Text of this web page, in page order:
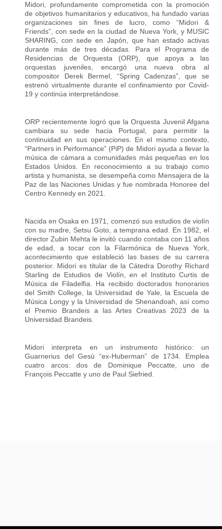
Midori, profundamente comprometida con la promoción
de objetivos humanitarios y educativos, ha fundado varias
organizaciones sin fines de lucro, como “Midori &
Friends”, con sede en la ciudad de Nueva York, y MUSIC
SHARING, con sede en Japón, que han estado activas
durante más de tres décadas. Para el Programa de
Residencias de Orquesta (ORP), que apoya a las
orquestas juveniles, encargó una nueva obra al
compositor Derek Bermel, “Spring Cadenzas”, que se
estrenó virtualmente durante el confinamiento por Covid-
19 y continúa interpretándose.
ORP recientemente logró que la Orquesta Juvenil Afgana
cambiara su sede hacia Portugal, para permitir la
continuidad en sus operaciones. En el mismo contexto,
“Partners in Performance” (PiP) de Midori ayuda a llevar la
música de cámara a comunidades más pequeñas en los
Estados Unidos. En reconocimiento a su trabajo como
artista y humanista, se desempeña como Mensajera de la
Paz de las Naciones Unidas y fue nombrada Honoree del
Centro Kennedy en 2021.
Nacida en Osaka en 1971, comenzó sus estudios de violín
con su madre, Setsu Goto, a temprana edad. En 1982, el
director Zubin Mehta le invitó cuando contaba con 11 años
de edad, a tocar con la Filarmónica de Nueva York,
acontecimiento que estableció las bases de su carrera
posterior. Midori es titular de la Cátedra Dorothy Richard
Starling de Estudios de Violín, en el Instituto Curtis de
Música de Filadelfia. Ha recibido doctorados honorarios
del Smith College, la Universidad de Yale, la Escuela de
Música Longy y la Universidad de Shenandoah, así como
el Premio Brandeis a las Artes Creativas 2023 de la
Universidad Brandeis.
Midori interpreta en un instrumento histórico: un
Guarnerius del Gesù “ex-Huberman” de 1734. Emplea
cuatro arcos: dos de Dominique Peccatte, uno de
François Peccatte y uno de Paul Siefried.